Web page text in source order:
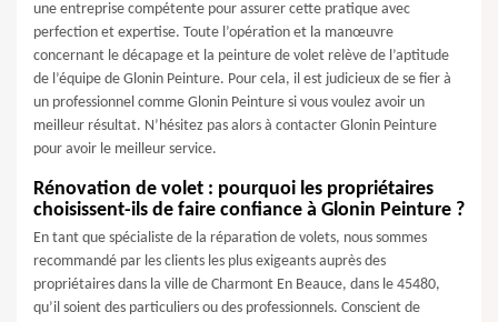
une entreprise compétente pour assurer cette pratique avec
perfection et expertise. Toute l’opération et la manœuvre
concernant le décapage et la peinture de volet relève de l’aptitude
de l’équipe de Glonin Peinture. Pour cela, il est judicieux de se fier à
un professionnel comme Glonin Peinture si vous voulez avoir un
meilleur résultat. N’hésitez pas alors à contacter Glonin Peinture
pour avoir le meilleur service.
Rénovation de volet : pourquoi les propriétaires
choisissent-ils de faire confiance à Glonin Peinture ?
En tant que spécialiste de la réparation de volets, nous sommes
recommandé par les clients les plus exigeants auprès des
propriétaires dans la ville de Charmont En Beauce, dans le 45480,
qu’il soient des particuliers ou des professionnels. Conscient de